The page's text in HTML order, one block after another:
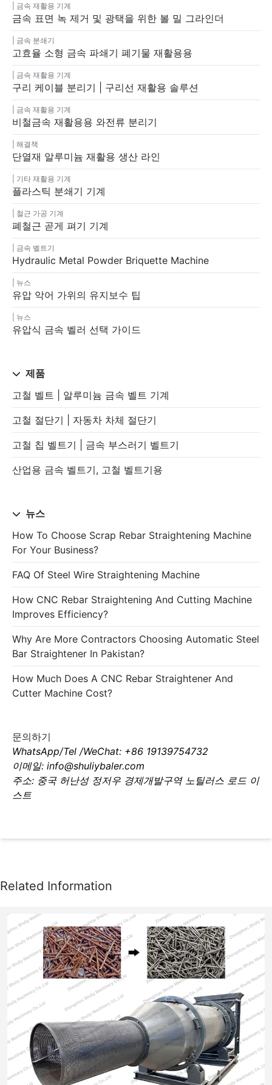
금속 재활용 기계
금속 표면 녹 제거 및 광택을 위한 볼 밀 그라인더
금속 분쇄기
고효율 소형 금속 파쇄기 폐기물 재활용용
금속 재활용 기계
구리 케이블 분리기 | 구리선 재활용 솔루션
금속 재활용 기계
비철금속 재활용용 와전류 분리기
해결책
단열재 알루미늄 재활용 생산 라인
기타 재활용 기계
플라스틱 분쇄기 기계
철근 가공 기계
폐철근 곧게 펴기 기계
금속 벨트기
Hydraulic Metal Powder Briquette Machine
뉴스
유압 악어 가위의 유지보수 팁
뉴스
유압식 금속 벨러 선택 가이드
제품
고철 벨트 | 알루미늄 금속 벨트 기계
고철 절단기 | 자동차 차체 절단기
고철 칩 벨트기 | 금속 부스러기 벨트기
산업용 금속 벨트기, 고철 벨트기용
뉴스
How To Choose Scrap Rebar Straightening Machine
For Your Business?
FAQ Of Steel Wire Straightening Machine
How CNC Rebar Straightening And Cutting Machine
Improves Efficiency?
Why Are More Contractors Choosing Automatic Steel
Bar Straightener In Pakistan?
How Much Does A CNC Rebar Straightener And
Cutter Machine Cost?
문의하기
WhatsApp/Tel /WeChat: +86 19139754732
이메일: info@shuliybaler.com
주소: 중국 허난성 정저우 경제개발구역 노틸러스 로드 이
스트